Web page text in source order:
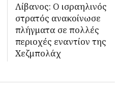
Λίβανος: Ο ισραηλινός
στρατός ανακοίνωσε
πλήγματα σε πολλές
περιοχές εναντίον της
Χεζμπολάχ